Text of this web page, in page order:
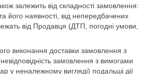
залежить від складності замовлення:
та його наявності, від непередбачених
від Продавця (ДТП, погодні умови,
виконання доставки замовлення з
замовлення з вимогами
у неналежному вигляді) подальші дії